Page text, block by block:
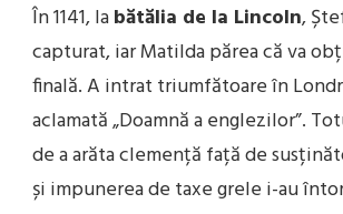
În 1141, labătălia de la Lincoln,
capturat, iar Matilda părea că va
finală. A intrat triumfătoare în
aclamată „Doamnă a englezilor”.
de a arăta clemență față de
și impunerea de taxe grele i-au